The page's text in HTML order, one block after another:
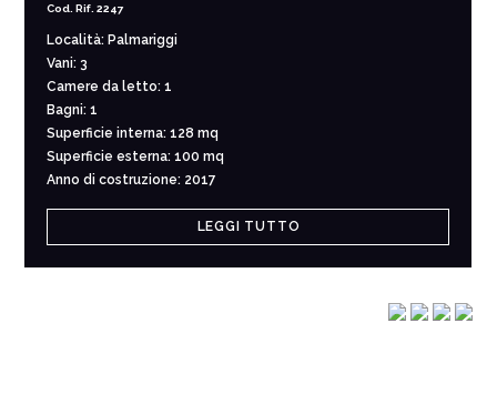
Cod. Rif. 2247
Località: Palmariggi
Vani: 3
Camere da letto: 1
Bagni: 1
Superficie interna: 128 mq
Superficie esterna: 100 mq
Anno di costruzione: 2017
LEGGI TUTTO